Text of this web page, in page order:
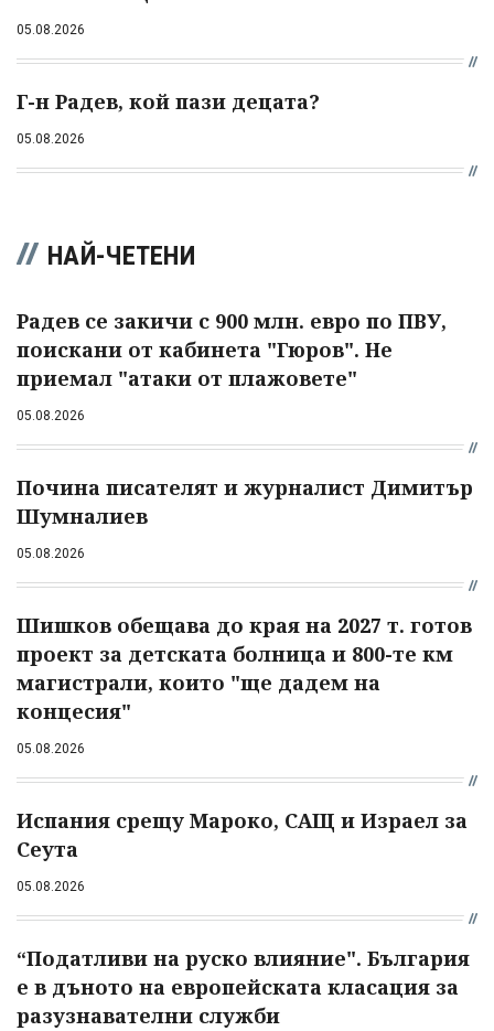
05.08.2026
Г-н Радев, кой пази децата?
05.08.2026
НАЙ-ЧЕТЕНИ
Радев се закичи с 900 млн. евро по ПВУ,
поискани от кабинета "Гюров". Не
приемал "атаки от плажовете"
05.08.2026
Почина писателят и журналист Димитър
Шумналиев
05.08.2026
Шишков обещава до края на 2027 т. готов
проект за детската болница и 800-те км
магистрали, които "ще дадем на
концесия"
05.08.2026
Испания срещу Мароко, САЩ и Израел за
Сеута
05.08.2026
“Податливи на руско влияние". България
е в дъното на европейската класация за
разузнавателни служби